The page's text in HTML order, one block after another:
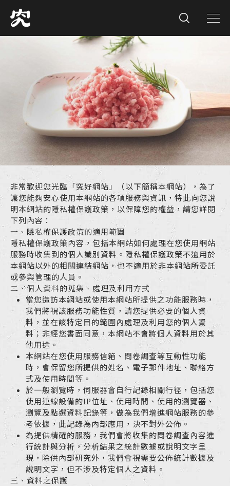
非常歡迎您光臨「究好網站」（以下簡稱本網站），為了
讓您能夠安心使用本網站的各項服務與資訊，特此向您說
明本網站的隱私權保護政策，以保障您的權益，請您詳閱
下列內容：
一、隱私權保護政策的適用範圍
隱私權保護政策內容，包括本網站如何處理在您使用網站
服務時收集到的個人識別資料。隱私權保護政策不適用於
本網站以外的相關連結網站，也不適用於非本網站所委託
或參與管理的人員。
二、個人資料的蒐集、處理及利用方式
當您造訪本網站或使用本網站所提供之功能服務時，
我們將視該服務功能性質，請您提供必要的個人資
料，並在該特定目的範圍內處理及利用您的個人資
料；非經您書面同意，本網站不會將個人資料用於其
他用途。
本網站在您使用服務信箱、問卷調查等互動性功能
時，會保留您所提供的姓名、電子郵件地址、聯絡方
式及使用時間等。
於一般瀏覽時，伺服器會自行記錄相關行徑，包括您
使用連線設備的IP位址、使用時間、使用的瀏覽器、
瀏覽及點選資料記錄等，做為我們增進網站服務的參
考依據，此記錄為內部應用，決不對外公佈。
為提供精確的服務，我們會將收集的問卷調查內容進
行統計與分析，分析結果之統計數據或說明文字呈
現，除供內部研究外，我們會視需要公佈統計數據及
說明文字，但不涉及特定個人之資料。
三、資料之保護